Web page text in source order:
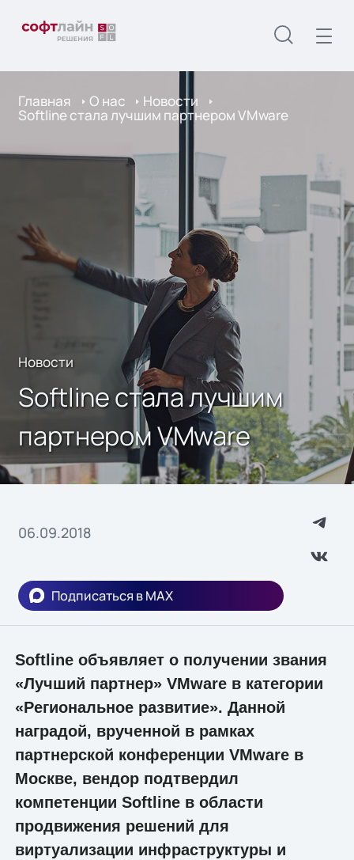
Главная О нас Новости
Softline стала лучшим партнером VMware
Новости
Softline стала лучшим
партнером VMware
06.09.2018
Подписаться в MAX
Softline объявляет о получении звания
«Лучший партнер» VMware в категории
«Региональное развитие». Данной
наградой, врученной в рамках
партнерской конференции VMware в
Москве, вендор подтвердил
компетенции Softline в области
продвижения решений для
виртуализации инфраструктуры и